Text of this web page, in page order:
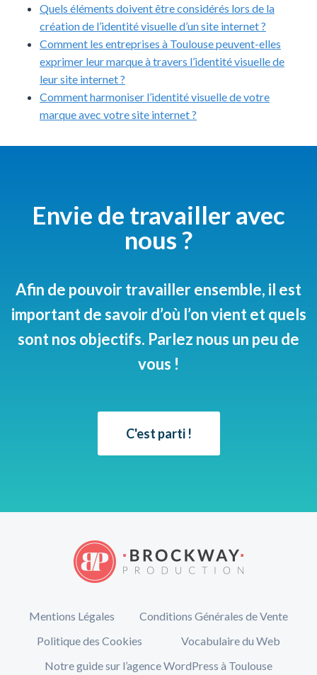
Quels éléments doivent être considérés lors de la
création de l’identité visuelle d’un site internet ?
Comment les entreprises à Toulouse peuvent-elles
exprimer leur marque à travers l’identité visuelle de
leur site internet ?
Comment harmoniser l’identité visuelle de votre
marque avec votre site internet ?
Envie de travailler avec
nous ?
Afin de pouvoir travailler ensemble, il est
important de savoir d’où l’on vient et quels
sont nos objectifs. Parlez nous un peu de
vous !
C'est parti !
Mentions Légales
Conditions Générales de Vente
Politique des Cookies
Vocabulaire du Web
Notre guide sur l’agence WordPress à Toulouse